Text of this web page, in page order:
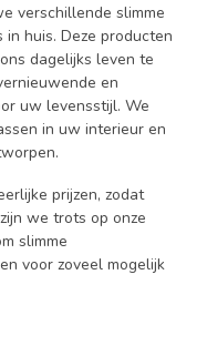
verschillende slimme
huis. Deze producten
dagelijks leven te
en
uw levensstijl. We
in uw interieur en
prijzen, zodat
we trots op onze
slimme
voor zoveel mogelijk